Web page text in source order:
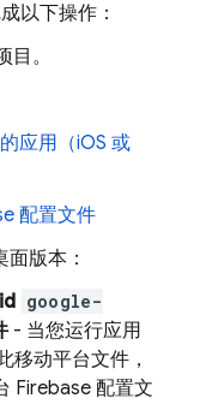
以下操作：
。
应用（iOS 或
配置文件
版本：
google-
- 当您运行应用
移动平台文件，
Firebase 配置文